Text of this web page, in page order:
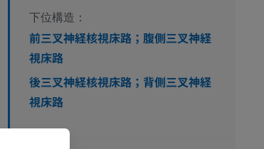
下位構造：
前三叉神経核視床路；腹側三叉神経
視床路
後三叉神経核視床路；背側三叉神経
視床路